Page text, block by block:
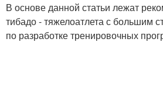
В основе данной статьи лежат
тибадо - тяжелоатлета с большим
по разработке тренировочных